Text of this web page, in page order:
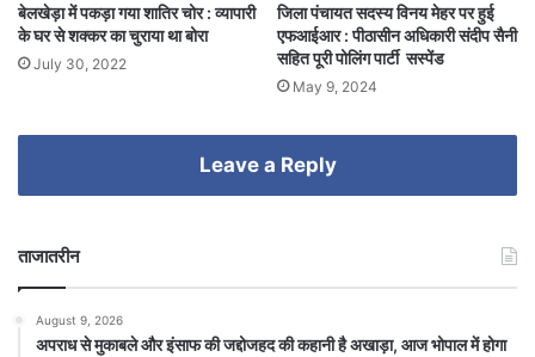
बेलखेड़ा में पकड़ा गया शातिर चोर : व्यापारी
के घर से शक्कर का चुराया था बोरा
July 30, 2022
जिला पंचायत सदस्य विनय मेहर पर हुई
एफआईआर : पीठासीन अधिकारी संदीप सैनी
सहित पूरी पोलिंग पार्टी सस्पेंड
May 9, 2024
Leave a Reply
ताजातरीन
August 9, 2026
अपराध से मुकाबले और इंसाफ की जद्दोजहद की कहानी है अखाड़ा, आज भोपाल में होगा